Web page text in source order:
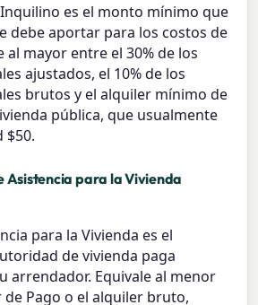
Inquilino es el monto mínimo que
debe aportar para los costos de
al mayor entre el 30% de los
ajustados, el 10% de los
brutos y el alquiler mínimo de
pública, que usualmente
$50.
Asistencia para la Vivienda
para la Vivienda es el
de vivienda paga
arrendador. Equivale al menor
Pago o el alquiler bruto,